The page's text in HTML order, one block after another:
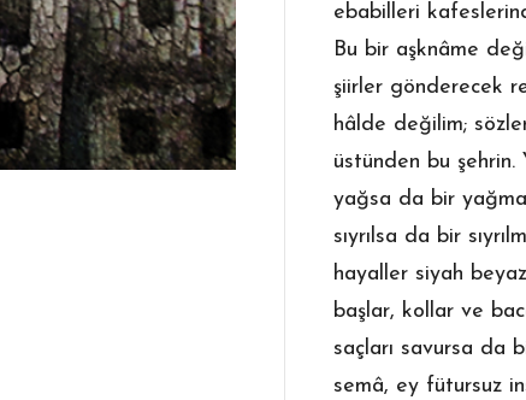
ebabilleri
Bu bir aşknâme
şiirler gönderecek
hâlde değilim;
üstünden bu
yağsa da bir
sıyrılsa da bir
hayaller siyah
başlar, kollar ve
saçları savursa da
semâ, ey fütursuz